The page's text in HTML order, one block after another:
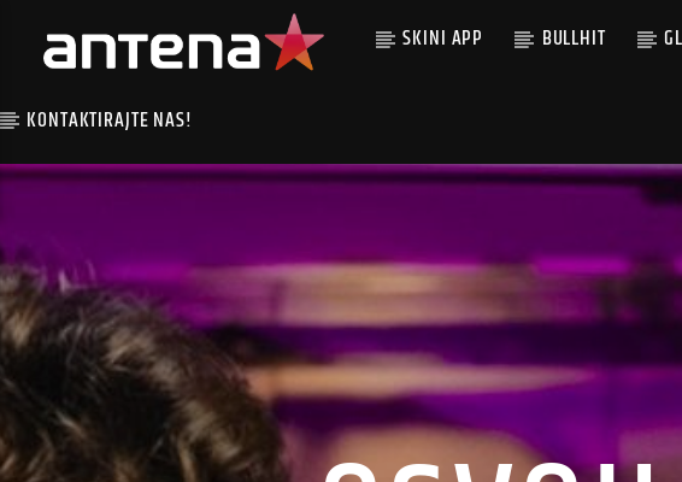
SKINI APP BULLHIT
KONTAKTIRAJTE NAS!